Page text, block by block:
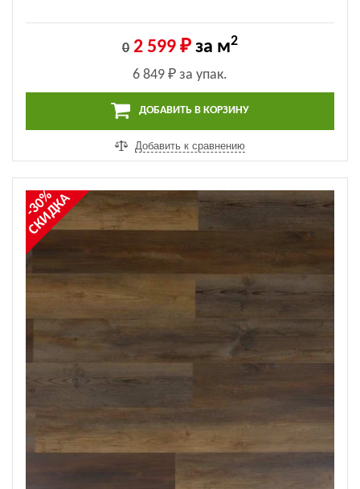
0 2 599 ₽ за м2
6 849 ₽ за упак.
ДОБАВИТЬ В КОРЗИНУ
Добавить к сравнению
-30%
СКИДКА